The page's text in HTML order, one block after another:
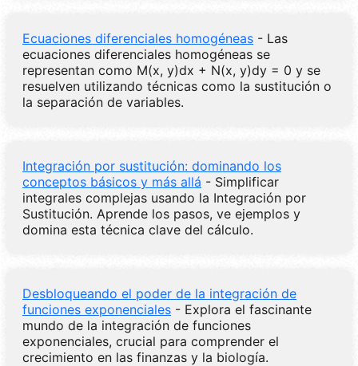
Ecuaciones diferenciales homogéneas - Las
ecuaciones diferenciales homogéneas se
representan como M(x, y)dx + N(x, y)dy = 0 y se
resuelven utilizando técnicas como la sustitución o
la separación de variables.
Integración por sustitución: dominando los
conceptos básicos y más allá - Simplificar
integrales complejas usando la Integración por
Sustitución. Aprende los pasos, ve ejemplos y
domina esta técnica clave del cálculo.
Desbloqueando el poder de la integración de
funciones exponenciales - Explora el fascinante
mundo de la integración de funciones
exponenciales, crucial para comprender el
crecimiento en las finanzas y la biología.